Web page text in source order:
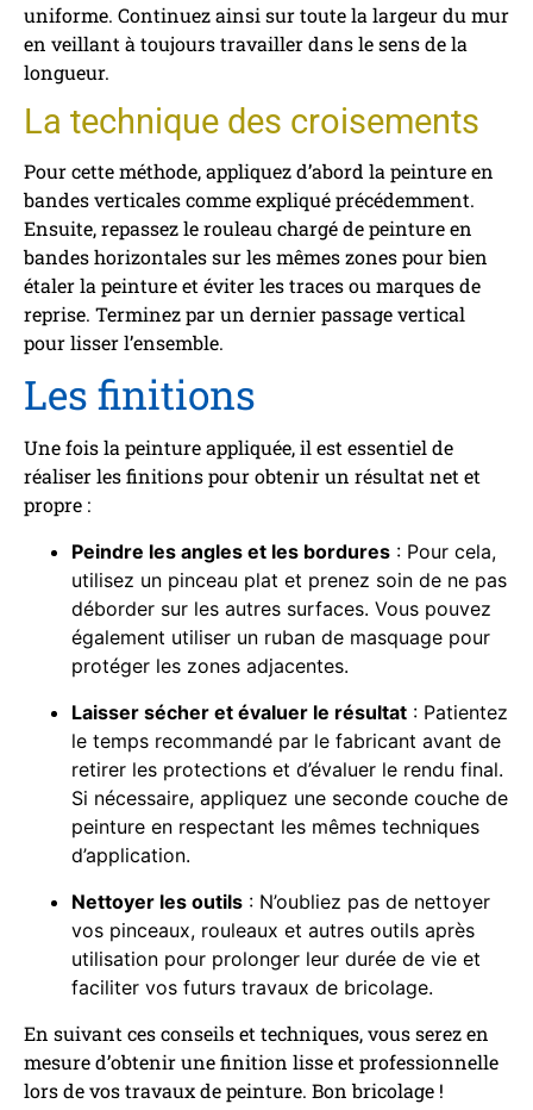
uniforme. Continuez ainsi sur toute la largeur du mur
en veillant à toujours travailler dans le sens de la
longueur.
La technique des croisements
Pour cette méthode, appliquez d’abord la peinture en
bandes verticales comme expliqué précédemment.
Ensuite, repassez le rouleau chargé de peinture en
bandes horizontales sur les mêmes zones pour bien
étaler la peinture et éviter les traces ou marques de
reprise. Terminez par un dernier passage vertical
pour lisser l’ensemble.
Les finitions
Une fois la peinture appliquée, il est essentiel de
réaliser les finitions pour obtenir un résultat net et
propre :
Peindre les angles et les bordures : Pour cela,
utilisez un pinceau plat et prenez soin de ne pas
déborder sur les autres surfaces. Vous pouvez
également utiliser un ruban de masquage pour
protéger les zones adjacentes.
Laisser sécher et évaluer le résultat : Patientez
le temps recommandé par le fabricant avant de
retirer les protections et d’évaluer le rendu final.
Si nécessaire, appliquez une seconde couche de
peinture en respectant les mêmes techniques
d’application.
Nettoyer les outils : N’oubliez pas de nettoyer
vos pinceaux, rouleaux et autres outils après
utilisation pour prolonger leur durée de vie et
faciliter vos futurs travaux de bricolage.
En suivant ces conseils et techniques, vous serez en
mesure d’obtenir une finition lisse et professionnelle
lors de vos travaux de peinture. Bon bricolage !